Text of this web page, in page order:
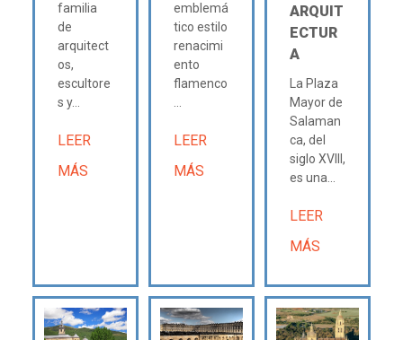
familia
de
arquitect
os,
escultore
s y...
LEER
MÁS
emblemá
tico estilo
renacimi
ento
flamenco
...
LEER
MÁS
ARQUIT
ECTUR
A
La Plaza
Mayor de
Salaman
ca, del
siglo XVIII,
es una...
LEER
MÁS